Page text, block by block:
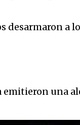
desarmaron a
emitieron una